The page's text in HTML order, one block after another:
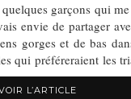
garçons qui
envie de partager
gorges et de bas
qui préféreraient les
L’ARTICLE